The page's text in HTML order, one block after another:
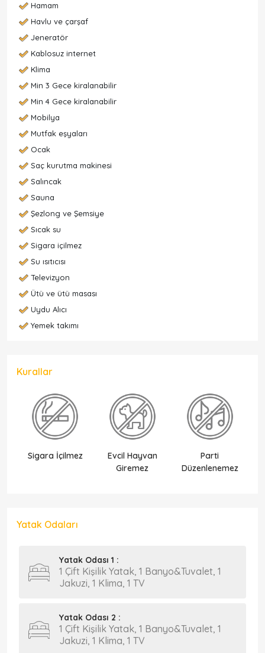
Hamam
Havlu ve çarşaf
Jeneratör
Kablosuz internet
Klima
Min 3 Gece kiralanabilir
Min 4 Gece kiralanabilir
Mobilya
Mutfak eşyaları
Ocak
Saç kurutma makinesi
Salıncak
Sauna
Şezlong ve Şemsiye
Sıcak su
Sigara içilmez
Su ısıtıcısı
Televizyon
Ütü ve ütü masası
Uydu Alıcı
Yemek takımı
Kurallar
Sigara İçilmez
Evcil Hayvan
Giremez
Parti
Düzenlenemez
Yatak Odaları
Yatak Odası 1 :
1 Çift Kişilik Yatak, 1 Banyo&Tuvalet, 1
Jakuzi, 1 Klima, 1 TV
Yatak Odası 2 :
1 Çift Kişilik Yatak, 1 Banyo&Tuvalet, 1
Jakuzi, 1 Klima, 1 TV